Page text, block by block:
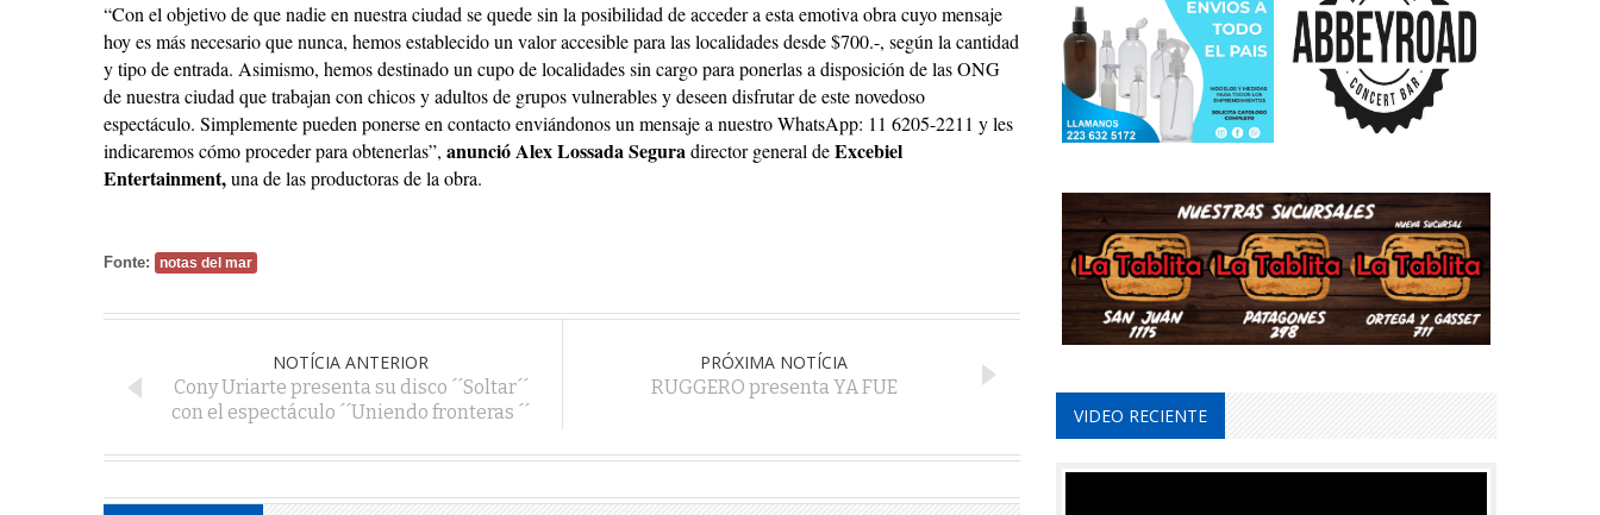
“Con el objetivo de que nadie en nuestra ciudad se quede sin la posibilidad de acceder a esta emotiva obra cuyo mensaje
hoy es más necesario que nunca, hemos establecido un valor accesible para las localidades desde $700.-, según la cantidad
y tipo de entrada. Asimismo, hemos destinado un cupo de localidades sin cargo para ponerlas a disposición de las ONG
de nuestra ciudad que trabajan con chicos y adultos de grupos vulnerables y deseen disfrutar de este novedoso
espectáculo. Simplemente pueden ponerse en contacto enviándonos un mensaje a nuestro WhatsApp: 11 6205-2211 y les
indicaremos cómo proceder para obtenerlas”, anunció Alex LossadaSeguradirector general deExcebiel
Entertainment,una de las productoras de la obra.
Fonte: notas del mar
NOTÍCIA ANTERIOR
Cony Uriarte presenta su disco ´´Soltar´´
con el espectáculo ´´Uniendo fronteras ´´
PRÓXIMA NOTÍCIA
RUGGERO presenta YA FUE
VIDEO RECIENTE